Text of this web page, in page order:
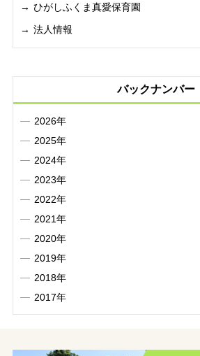
ひがしふくま真愛保育園
法人情報
バックナンバー
2026年
2025年
2024年
2023年
2022年
2021年
2020年
2019年
2018年
2017年